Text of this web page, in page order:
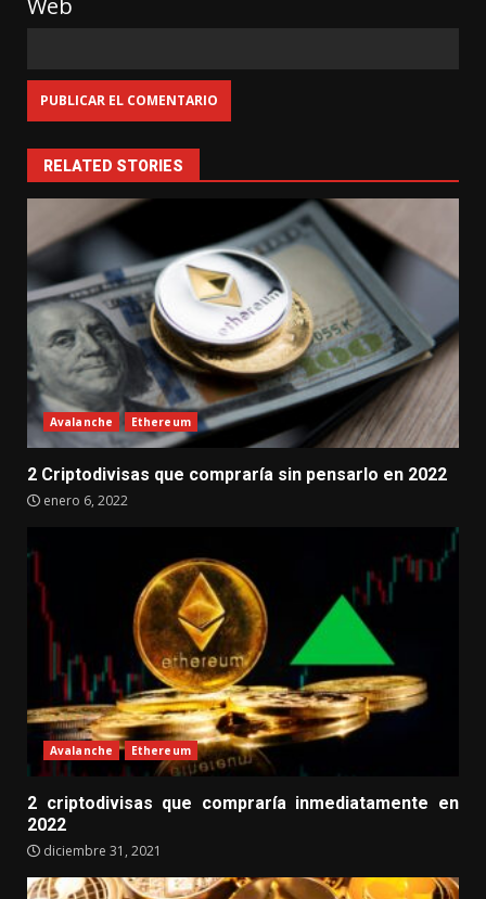
RELATED STORIES
Avalanche Ethereum
2 Criptodivisas que compraría sin pensarlo en 2022
enero 6, 2022
Avalanche Ethereum
2 criptodivisas que compraría inmediatamente en
2022
diciembre 31, 2021